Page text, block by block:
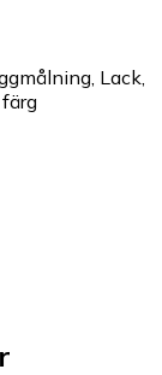
, Lack,